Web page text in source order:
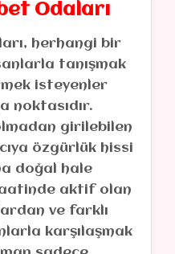
Odaları
herhangi bir
tanışmak
isteyenler
noktasıdır.
girilebilen
özgürlük hissi
doğal hale
aktif olan
ve farklı
karşılaşmak